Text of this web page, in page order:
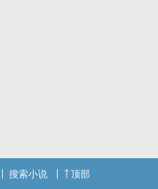
搜索小说 顶部